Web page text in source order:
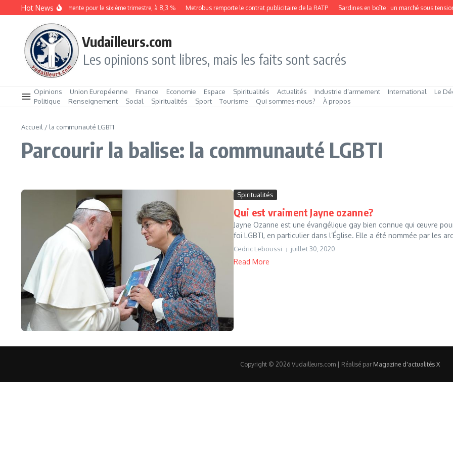
Aller au contenu
Hot News
Le chômage augmente pour le sixième trimestre, à 8,3 % Metrobus remporte le contrat publicitaire de la RATP Sardines en boîte : un marché sous
Vudailleurs.com
Les opinions sont libres, mais les faits sont sacrés
Opinions Union Européenne Finance Economie Espace Spiritualités Actualités Industrie d’armement International Le
Politique
Renseignement Social Spiritualités Sport Tourisme Qui sommes‑nous? À propos
Accueil / la communauté LGBTI
Parcourir la balise: la communauté LGBTI
Spiritualités
Qui est vraiment Jayne ozanne?
Jayne Ozanne est une évangélique gay bien connue qui œuvre
foi LGBTI, en particulier dans l’Église. Elle a été nommée par les
Cedric Leboussi juillet 30, 2020
Read More
Copyright © 2026 Vudailleurs.com | Réalisé par Magazine d'actualités X